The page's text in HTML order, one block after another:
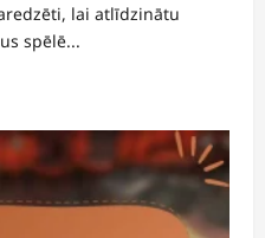
lai atlīdzinātu
spēlē...